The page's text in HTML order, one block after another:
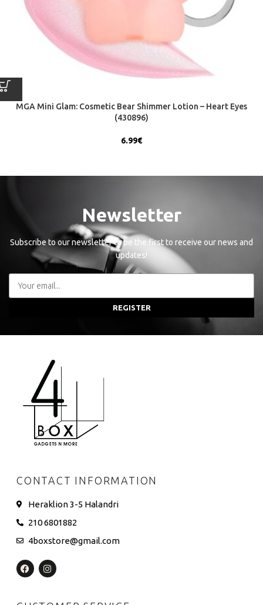
MGA Mini Glam: Cosmetic Bear Shimmer Lotion – Heart Eyes
(430896)
6.99€
Newsletter
Subscribe to our newsletter to be the first to receive our news and
updates!
REGISTER
CONTACT INFORMATION
Heraklion 3-5 Halandri
210 6801882
4boxstore@gmail.com